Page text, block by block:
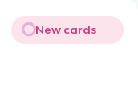
New cards